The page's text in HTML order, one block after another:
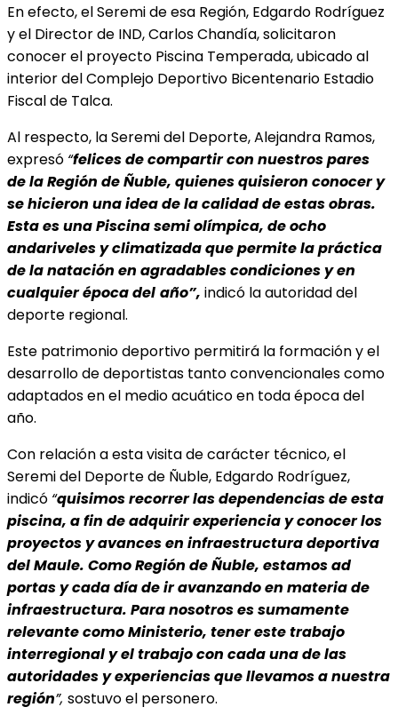
En efecto, el Seremi de esa Región, Edgardo Rodríguez
y el Director de IND, Carlos Chandía, solicitaron
conocer el proyecto Piscina Temperada, ubicado al
interior del Complejo Deportivo Bicentenario Estadio
Fiscal de Talca.
Al respecto, la Seremi del Deporte, Alejandra Ramos,
expresó “felices de compartir con nuestros pares
de la Región de Ñuble, quienes quisieron conocer y
se hicieron una idea de la calidad de estas obras.
Esta es una Piscina semi olímpica, de ocho
andariveles y climatizada que permite la práctica
de la natación en agradables condiciones y en
cualquier época del año”, indicó la autoridad del
deporte regional.
Este patrimonio deportivo permitirá la formación y el
desarrollo de deportistas tanto convencionales como
adaptados en el medio acuático en toda época del
año.
Con relación a esta visita de carácter técnico, el
Seremi del Deporte de Ñuble, Edgardo Rodríguez,
indicó “quisimos recorrer las dependencias de esta
piscina, a fin de adquirir experiencia y conocer los
proyectos y avances en infraestructura deportiva
del Maule. Como Región de Ñuble, estamos ad
portas y cada día de ir avanzando en materia de
infraestructura. Para nosotros es sumamente
relevante como Ministerio, tener este trabajo
interregional y el trabajo con cada una de las
autoridades y experiencias que llevamos a nuestra
región”, sostuvo el personero.